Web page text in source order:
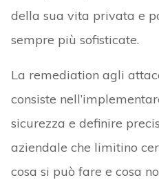
della sua vita privata e
sempre più sofisticate.
La remediation agli
consiste
sicurezza e definire
aziendale che limitino
cosa si può fare e cosa